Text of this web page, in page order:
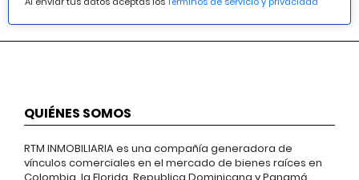
QUIÉNES SOMOS
RTM INMOBILIARIA es una compañía generadora de
vínculos comerciales en el mercado de bienes raíces en
Colombia, la Florida, Republica Dominicana y Panamá,